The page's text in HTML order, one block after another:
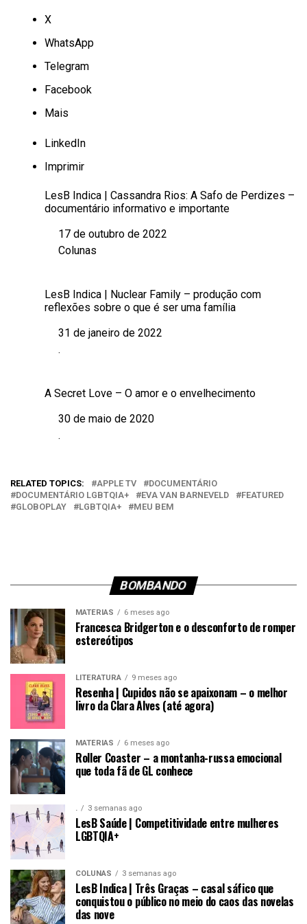
X
WhatsApp
Telegram
Facebook
Mais
LinkedIn
Imprimir
LesB Indica | Cassandra Rios: A Safo de Perdizes –
documentário informativo e importante
Data17 de outubro de 2022
Em relação a
Colunas
LesB Indica | Nuclear Family – produção com
reflexões sobre o que é ser uma família
Data
31 de janeiro de 2022
Em relação a
.
A Secret Love – O amor e o envelhecimento
Data
30 de maio de 2020
Em relação a
.
RELATED TOPICS: APPLE TV
DOCUMENTÁRIO
DOCUMENTÁRIO LGBTQIA+
EVA VAN BARNEVELD
FEATURED
GLOBOPLAY
LGBTQIA+ MEU BEM
BOMBANDO
MATÉRIAS 6 meses ago
Francesca Bridgerton e o desconforto de romper
estereótipos
LITERATURA 9 meses ago
Resenha | Cupidos não se apaixonam – o melhor
livro da Clara Alves (até agora)
MATÉRIAS 6 meses ago
Roller Coaster – a montanha-russa emocional
que toda fã de GL conhece
. 3 semanas ago
LesB Saúde | Competitividade entre mulheres
LGBTQIA+
COLUNAS 3 semanas ago
LesB Indica | Três Graças – casal sáfico que
conquistou o público no meio do caos das novelas
das nove